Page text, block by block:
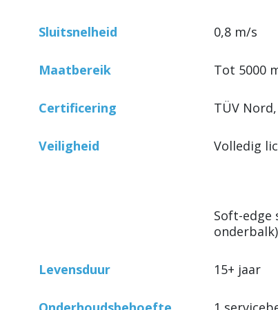
Sluitsnelheid 0,8 m/s
Maatbereik Tot 5000
Certificering TÜV
Veiligheid Volledig
Soft-edge
onderbalk)
Levensduur 15+ jaar